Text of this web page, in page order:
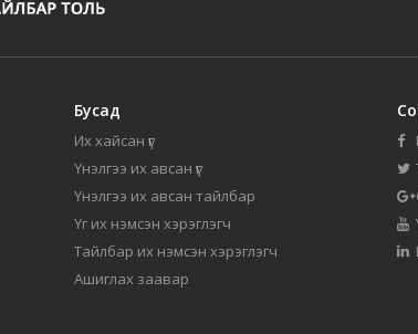
Бусад
Их хайсан үг
Үнэлгээ их авсан үг
Үнэлгээ их авсан тайлбар
Үг их нэмсэн хэрэглэгч
Тайлбар их нэмсэн хэрэглэгч
Ашиглах заавар